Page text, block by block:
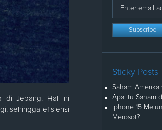
di Jepang. Hal ini
sehingga efisiensi
Sticky Posts
Saham Amerika
Apa Itu Saham
Iphone 15
Merosot?